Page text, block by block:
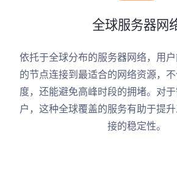
全球服务器网
依托于全球分布的服务器网络，用
的节点连接到最适合的网络资源，
度，还能避免高峰时段的拥堵。对
户，这种全球覆盖的服务有助于提
接的稳定性。